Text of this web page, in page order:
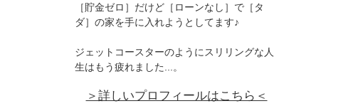
［貯金ゼロ］だけど［ローンなし］で［タ
ダ］の家を手に入れようとしてます♪
ジェットコースターのようにスリリングな人
生はもう疲れました...。
＞詳しいプロフィールはこちら＜